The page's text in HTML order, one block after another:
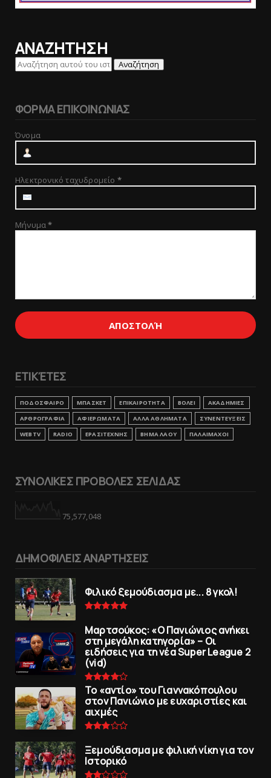
ΑΝΑΖΗΤΗΣΗ
ΦΟΡΜΑ ΕΠΙΚΟΙΝΩΝΙΑΣ
Όνομα
Ηλεκτρονικό ταχυδρομείο *
Μήνυμα*
ΕΤΙΚΈΤΕΣ
ΠΟΔΟΣΦΑΙΡΟ ΜΠΑΣΚΕΤ ΕΠΙΚΑΙΡΟΤΗΤΑ ΒΟΛΕΙ
ΑΚΑΔΗΜΙΕΣ
ΑΡΘΡΟΓΡΑΦΙΑ
ΑΦΙΕΡΩΜΑΤΑ ΑΛΛΑ ΑΘΛΗΜΑΤΑ
ΣΥΝΕΝΤΕΥΞΕΙΣ
WEBTV
RADIO ΕΡΑΣΙΤΕΧΝΗΣ ΒΗΜΑ ΛΑΟΥ ΠΑΛΑΙΜΑΧΟΙ
ΣΥΝΟΛΙΚΕΣ ΠΡΟΒΟΛΕΣ ΣΕΛΙΔΑΣ
75,577,048
ΔΗΜΟΦΙΛΕΙΣ ΑΝΑΡΤΗΣΕΙΣ
Φιλικό ξεμούδιασμα με... 8 γκολ!
Μαρτσούκος: «Ο Πανιώνιος ανήκει
στη μεγάλη κατηγορία» – Οι
ειδήσεις για τη νέα Super League 2
(vid)
To «αντίο» του Γιαννακόπουλου
στον Πανιώνιο με ευχαριστίες και
αιχμές
Ξεμούδιασμα με φιλική νίκη για τoν
Iστορικό